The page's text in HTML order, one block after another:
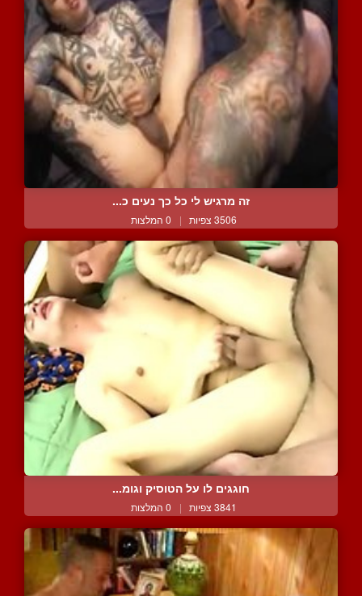
זה מרגיש לי כל כך נעים כ...
3506 צפיות | 0 המלצות
חוגגים לו על הטוסיק וגומ...
3841 צפיות | 0 המלצות